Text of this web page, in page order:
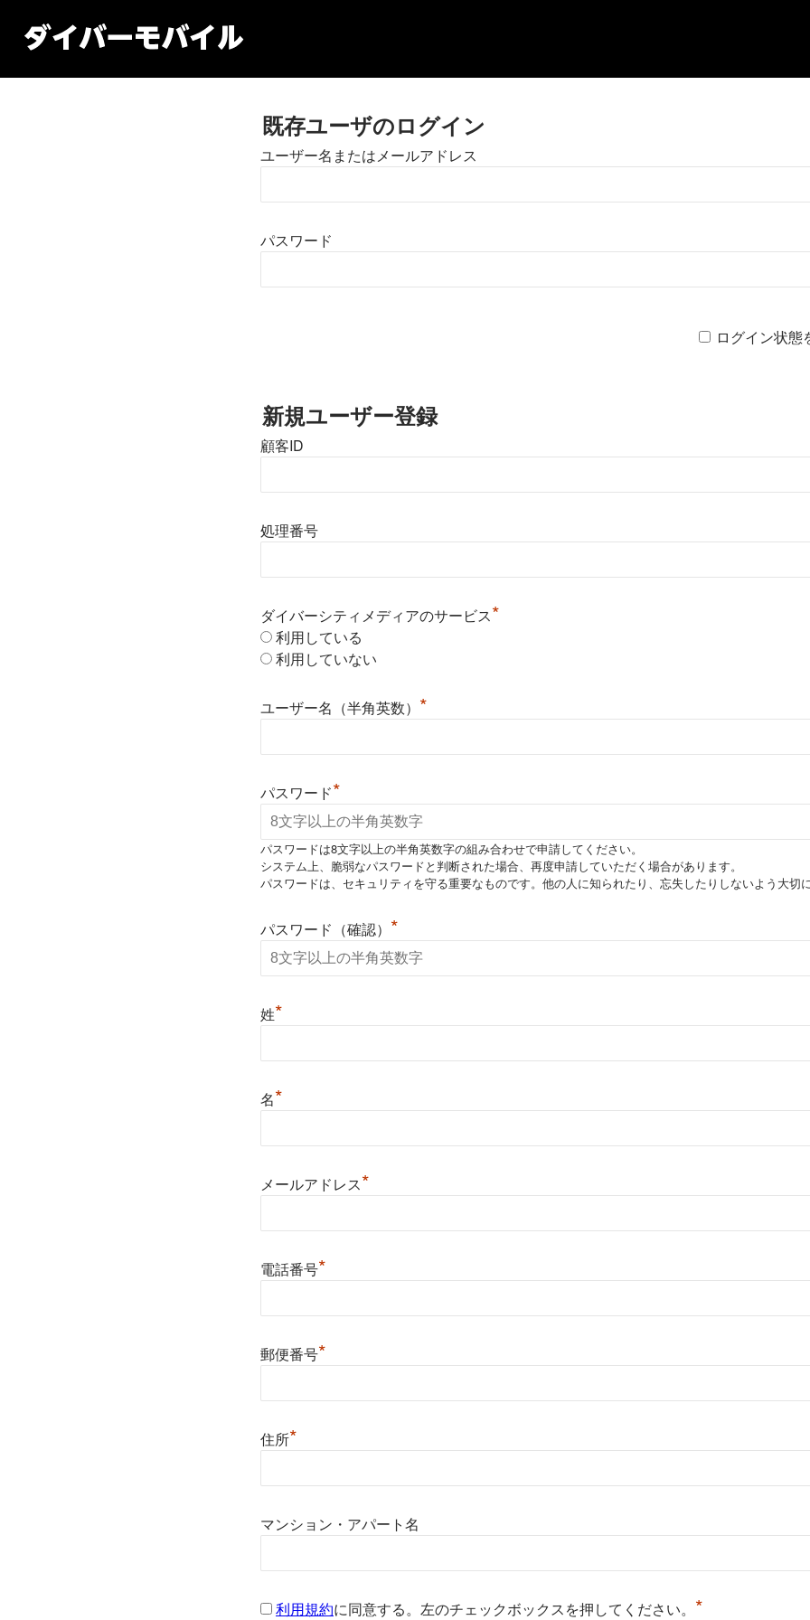
既存ユーザのログイン
ユーザー名またはメールアドレス
パスワード
ログイン状態
新規ユーザー登録
顧客ID
処理番号
ダイバーシティメディアのサービス*
利用している
利用していない
ユーザー名（半角英数） *
パスワード*
パスワードは8文字以上の半角英数字の組み合わせで申請してください。
システム上、脆弱なパスワードと判断された場合、再度申請していただく場合があります。
パスワードは、セキュリティを守る重要なものです。他の人に知られたり、忘失したりしないよう大切
パスワード（確認） *
姓*
名*
メールアドレス*
電話番号*
郵便番号*
住所*
マンション・アパート名
利用規約に同意する。左のチェックボックスを押してください。 *